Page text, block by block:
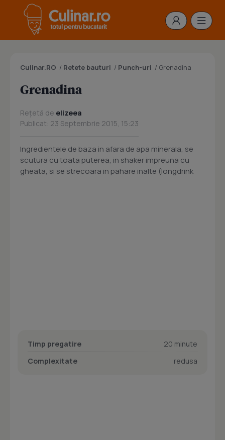
Culinar.RO / Retete bauturi / Punch-uri / Grenadina
Grenadina
Rețetă de elizeea
Publicat: 23 Septembrie 2015, 15:23
Ingredientele de baza in afara de apa minerala, se
scutura cu toata puterea, in shaker impreuna cu
gheata, si se strecoara in pahare inalte (longdrink
Timp pregatire
20 minute
Complexitate
redusa